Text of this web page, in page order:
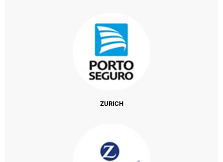
ZURICH